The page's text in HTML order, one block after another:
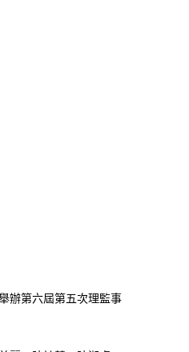
辦第六屆第五次理監事